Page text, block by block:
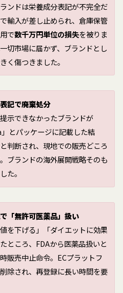
ンドは栄養成分表記が不完全だ
輸入が差し止められ、倉庫保管
で数千万円単位の損失を被りま
切市場に届かず、ブランドとし
く傷つきました。
記で廃棄処分
示できなかったブランドが
とパッケージに記載した結
判断され、現地での販売どころ
ブランドの海外展開戦略そのも
た。
「無許可医薬品」扱い
を下げる」「ダイエットに効果
ところ、FDAから医薬品扱いと
販売中止命令。ECプラットフ
除され、再登録に長い時間を要